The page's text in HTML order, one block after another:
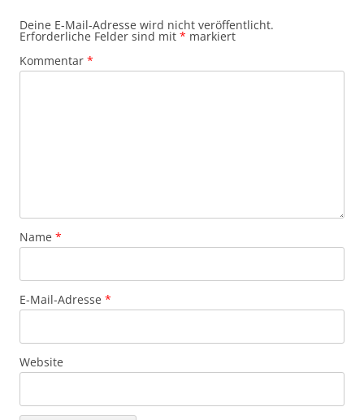
Deine E-Mail-Adresse wird nicht veröffentlicht.
Erforderliche Felder sind mit * markiert
Kommentar *
Name *
E-Mail-Adresse *
Website